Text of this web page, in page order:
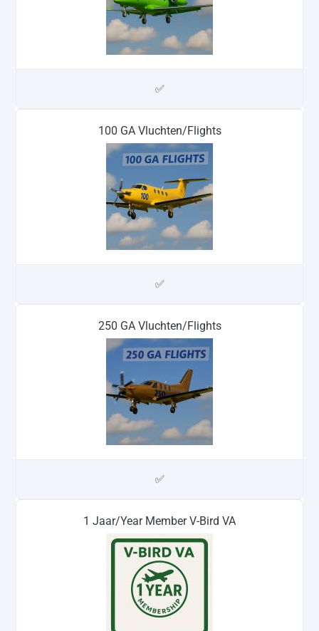
✅
100 GA Vluchten/Flights
✅
250 GA Vluchten/Flights
✅
1 Jaar/Year Member V-Bird VA